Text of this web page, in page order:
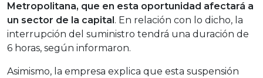
Metropolitana, que en esta oportunidad afectará a
un sector de la capital . En relación con lo dicho, la
interrupción del suministro tendrá una duración de
6 horas, según informaron.
Asimismo, la empresa explica que esta suspensión